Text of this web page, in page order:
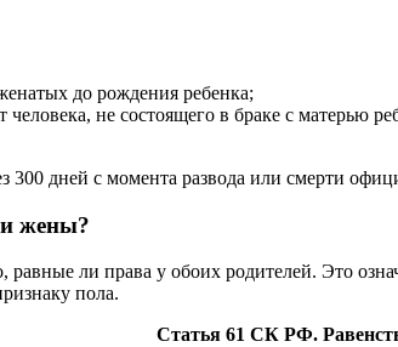
до рождения ребенка;
человека, не состоящего в браке с матерью
300 дней с момента развода или смерти
и жены?
равные ли права у обоих родителей. Это
пола.
Статья 61 СК РФ.